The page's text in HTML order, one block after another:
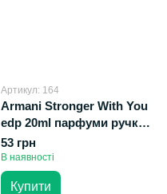
Артикул: 164
Armani Stronger With You
edp 20ml парфуми ручка
спрей скло на блістері
53 грн
В наявності
Купити